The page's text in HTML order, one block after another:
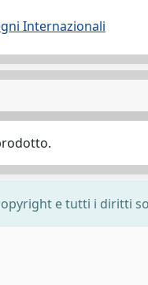
Internazionali
e tutti i diritti